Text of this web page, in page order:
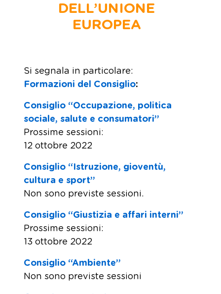
DELL’UNIONE
EUROPEA
Si segnala in particolare:
Formazioni del Consiglio:
Consiglio “Occupazione, politica
sociale, salute e consumatori”
Prossime sessioni:
12 ottobre 2022
Consiglio “Istruzione, gioventù,
cultura e sport”
Non sono previste sessioni.
Consiglio “Giustizia e affari interni”
Prossime sessioni:
13 ottobre 2022
Consiglio “Ambiente”
Non sono previste sessioni